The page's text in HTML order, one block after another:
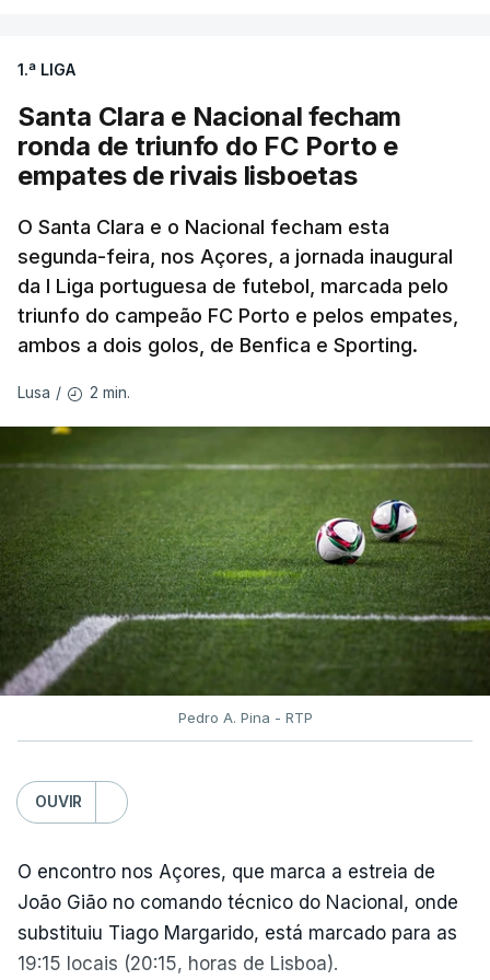
1.ª LIGA
Santa Clara e Nacional fecham
ronda de triunfo do FC Porto e
empates de rivais lisboetas
O Santa Clara e o Nacional fecham esta
segunda-feira, nos Açores, a jornada inaugural
da I Liga portuguesa de futebol, marcada pelo
triunfo do campeão FC Porto e pelos empates,
ambos a dois golos, de Benfica e Sporting.
Lusa / 2 min.
Pedro A. Pina - RTP
OUVIR
O encontro nos Açores, que marca a estreia de
João Gião no comando técnico do Nacional, onde
substituiu Tiago Margarido, está marcado para as
19:15 locais (20:15, horas de Lisboa).